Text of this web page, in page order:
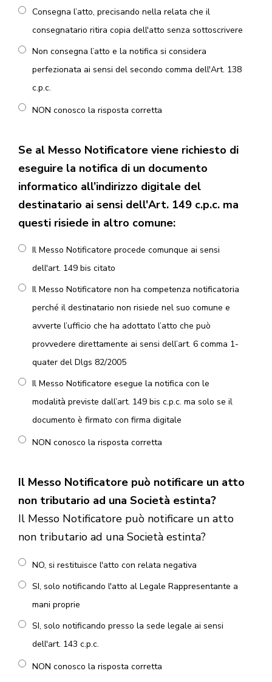
Consegna l’atto, precisando nella relata che il
consegnatario ritira copia dell'atto senza sottoscrivere
Non consegna l’atto e la notifica si considera
perfezionata ai sensi del secondo comma dell'Art. 138
c.p.c.
NON conosco la risposta corretta
Se al Messo Notificatore viene richiesto di
eseguire la notifica di un documento
informatico all’indirizzo digitale del
destinatario ai sensi dell'Art. 149 c.p.c. ma
questi risiede in altro comune:
Il Messo Notificatore procede comunque ai sensi
dell'art. 149 bis citato
Il Messo Notificatore non ha competenza notificatoria
perché il destinatario non risiede nel suo comune e
avverte l’ufficio che ha adottato l’atto che può
provvedere direttamente ai sensi dell’art. 6 comma 1-
quater del Dlgs 82/2005
Il Messo Notificatore esegue la notifica con le
modalità previste dall’art. 149 bis c.p.c. ma solo se il
documento è firmato con firma digitale
NON conosco la risposta corretta
Il Messo Notificatore può notificare un atto
non tributario ad una Società estinta?
Il Messo Notificatore può notificare un atto
non tributario ad una Società estinta?
NO, si restituisce l'atto con relata negativa
SI, solo notificando l'atto al Legale Rappresentante a
mani proprie
SI, solo notificando presso la sede legale ai sensi
dell'art. 143 c.p.c.
NON conosco la risposta corretta